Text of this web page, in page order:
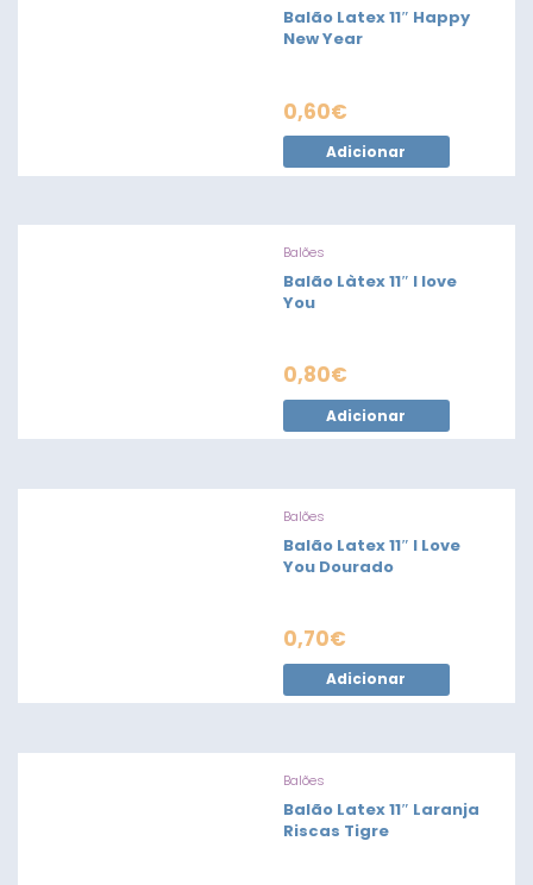
Balão Latex 11″ Happy
New Year
0,60€
Adicionar
Balões
Balão Làtex 11″ I love
You
0,80€
Adicionar
Balões
Balão Latex 11″ I Love
You Dourado
0,70€
Adicionar
Balões
Balão Latex 11″ Laranja
Riscas Tigre